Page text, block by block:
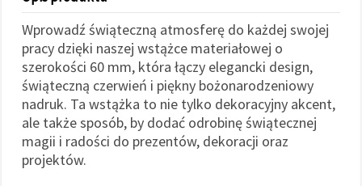
Wprowadź świąteczną atmosferę do każdej swojej
pracy dzięki naszej wstążce materiałowej o
szerokości 60 mm, która łączy elegancki design,
świąteczną czerwień i piękny bożonarodzeniowy
nadruk. Ta wstążka to nie tylko dekoracyjny akcent,
ale także sposób, by dodać odrobinę świątecznej
magii i radości do prezentów, dekoracji oraz
projektów.